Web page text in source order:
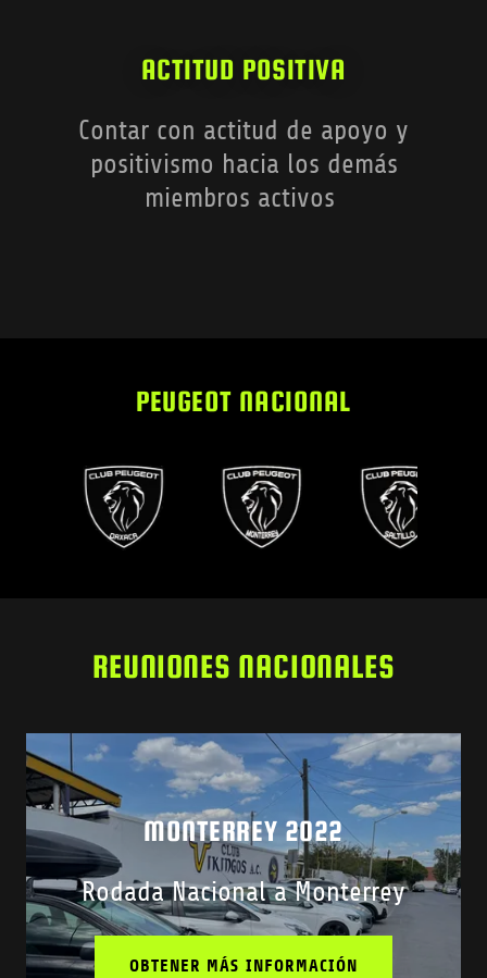
ACTITUD POSITIVA
Contar con actitud de apoyo y
positivismo hacia los demás
miembros activos
PEUGEOT NACIONAL
REUNIONES NACIONALES
MONTERREY 2022
Rodada Nacional a Monterrey
OBTENER MÁS INFORMACIÓN